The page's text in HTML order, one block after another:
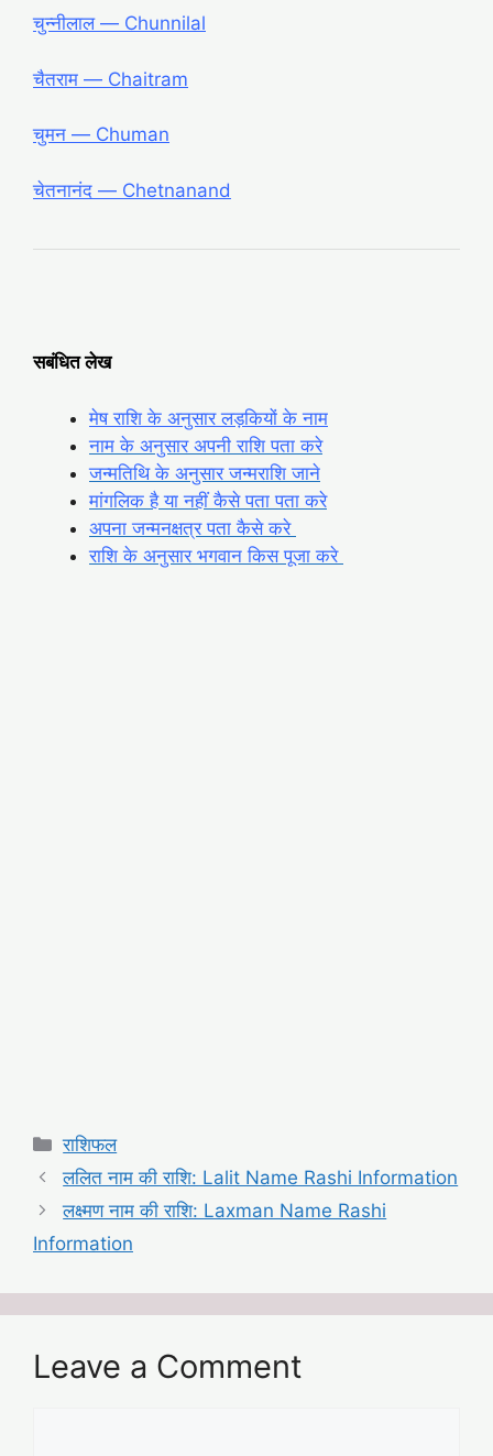
चुन्नीलाल ― Chunnilal
चैतराम ― Chaitram
चुमन ― Chuman
चेतनानंद ― Chetnanand
सबंधित लेख
मेष राशि के अनुसार लड़कियों के नाम
नाम के अनुसार अपनी राशि पता करे
जन्मतिथि के अनुसार जन्मराशि जाने
मांगलिक है या नहीं कैसे पता पता करे
अपना जन्मनक्षत्र पता कैसे करे
राशि के अनुसार भगवान किस पूजा करे
Categories
राशिफल
ललित नाम की राशि: Lalit Name Rashi Information
लक्ष्मण नाम की राशि: Laxman Name Rashi
Information
Leave a Comment